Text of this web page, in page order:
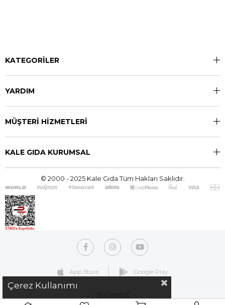
KATEGORİLER
YARDIM
MÜŞTERİ HİZMETLERİ
KALE GIDA KURUMSAL
© 2000 - 2025 Kale Gıda Tüm Hakları Saklıdır.
App Store Google Play
Çerez Kullanımı